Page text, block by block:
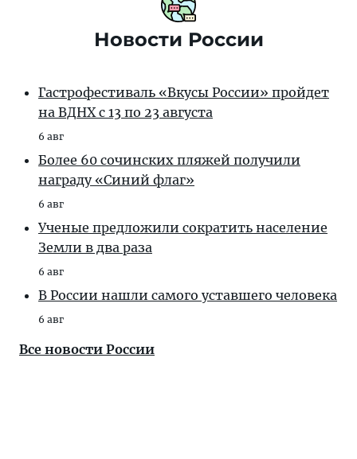
Новости России
Гастрофестиваль «Вкусы России» пройдет
на ВДНХ с 13 по 23 августа
6 авг
Более 60 сочинских пляжей получили
награду «Синий флаг»
6 авг
Ученые предложили сократить население
Земли в два раза
6 авг
В России нашли самого уставшего человека
6 авг
Все новости России